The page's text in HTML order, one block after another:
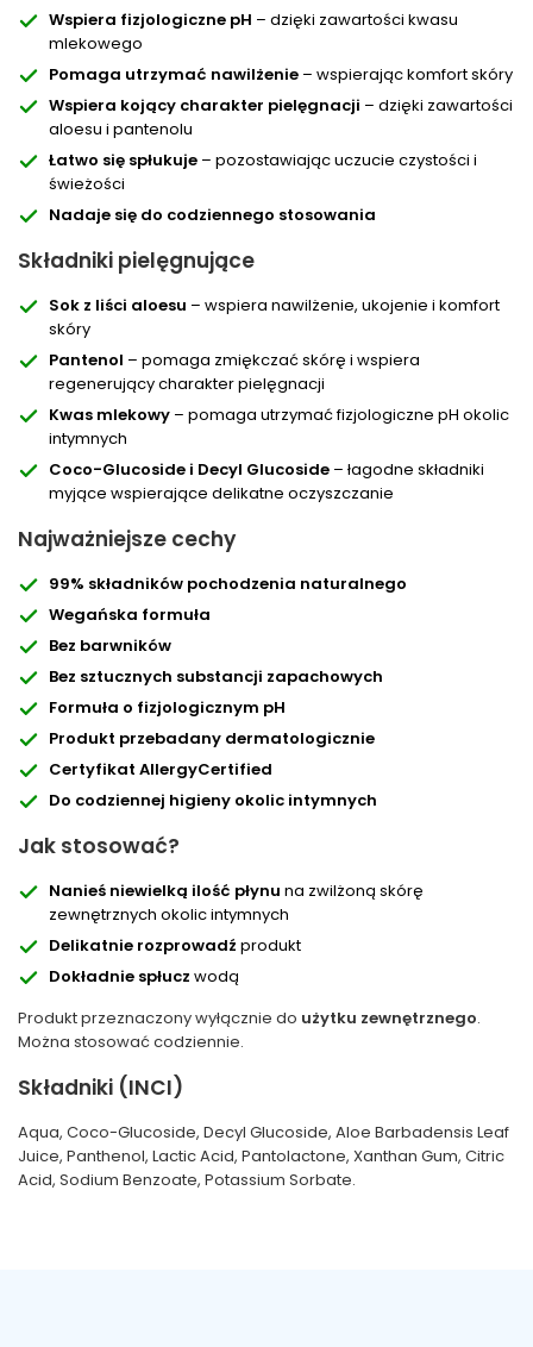
Wspiera fizjologiczne pH – dzięki zawartości kwasu
mlekowego
Pomaga utrzymać nawilżenie – wspierając komfort skóry
Wspiera kojący charakter pielęgnacji – dzięki zawartości
aloesu i pantenolu
Łatwo się spłukuje – pozostawiając uczucie czystości i
świeżości
Nadaje się do codziennego stosowania
Składniki pielęgnujące
Sok z liści aloesu – wspiera nawilżenie, ukojenie i komfort
skóry
Pantenol – pomaga zmiękczać skórę i wspiera
regenerujący charakter pielęgnacji
Kwas mlekowy – pomaga utrzymać fizjologiczne pH okolic
intymnych
Coco-Glucoside i Decyl Glucoside – łagodne składniki
myjące wspierające delikatne oczyszczanie
Najważniejsze cechy
99% składników pochodzenia naturalnego
Wegańska formuła
Bez barwników
Bez sztucznych substancji zapachowych
Formuła o fizjologicznym pH
Produkt przebadany dermatologicznie
Certyfikat AllergyCertified
Do codziennej higieny okolic intymnych
Jak stosować?
Nanieś niewielką ilość płynu na zwilżoną skórę
zewnętrznych okolic intymnych
Delikatnie rozprowadź produkt
Dokładnie spłucz wodą
Produkt przeznaczony wyłącznie do użytku zewnętrznego.
Można stosować codziennie.
Składniki (INCI)
Aqua, Coco-Glucoside, Decyl Glucoside, Aloe Barbadensis Leaf
Juice, Panthenol, Lactic Acid, Pantolactone, Xanthan Gum, Citric
Acid, Sodium Benzoate, Potassium Sorbate.